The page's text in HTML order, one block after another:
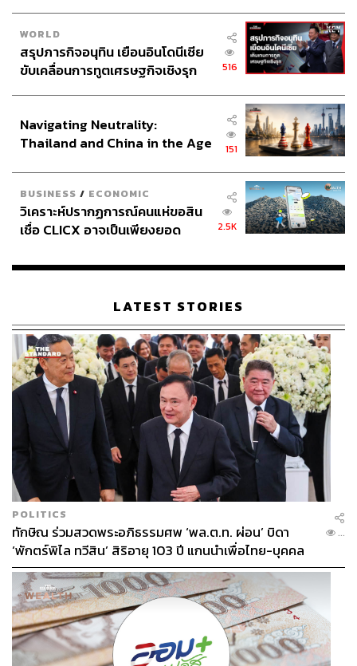
WORLD
สรุปภารกิจอนุทิน เยือนอินโดนีเซีย
ขับเคลื่อนการทูตเศรษฐกิจเชิงรุก
516
Navigating Neutrality:
Thailand and China in the Age
151
BUSINESS / ECONOMIC
วิเคราะห์ปรากฏการณ์คนแห่ขอสิน
เชื่อ CLICX อาจเป็นเพียงยอด
เรือนไทยที่ถูกซุกไว้
2.5K
LATEST STORIES
POLITICS
ทักษิณ ร่วมสวดพระอภิธรรมศพ ‘พล.ต.ท. ผ่อน’ บิดา
‘พักตร์พิไล ทวีสิน’ สิริอายุ 103 ปี แกนนำเพื่อไทย-บุคคล
หลากวงการร่วมอาลัย
...